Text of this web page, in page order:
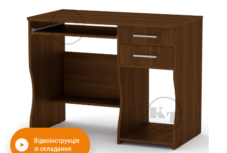
Відеоінструкція
зі складання